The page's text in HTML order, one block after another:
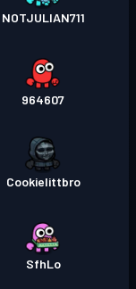
NOTJULIAN711
964607
Cookielittbro
SfhLo